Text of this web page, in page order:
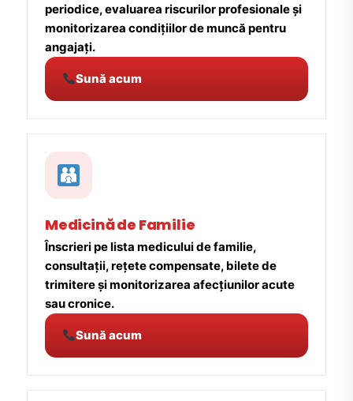
periodice, evaluarea riscurilor profesionale și
monitorizarea condițiilor de muncă pentru
angajați.
Sună acum
Medicină de Familie
Înscrieri pe lista medicului de familie,
consultații, rețete compensate, bilete de
trimitere și monitorizarea afecțiunilor acute
sau cronice.
Sună acum